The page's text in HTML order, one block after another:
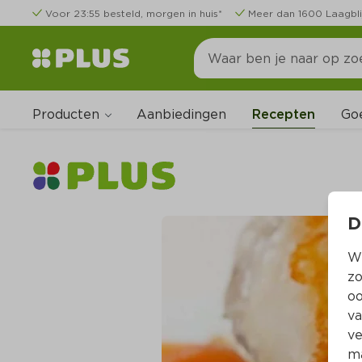
Voor 23:55 besteld, morgen in huis* Meer dan 1600
Producten Aanbiedingen Recepten